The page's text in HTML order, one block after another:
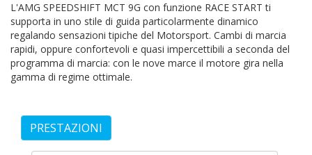
L'AMG SPEEDSHIFT MCT 9G con funzione RACE START ti
supporta in uno stile di guida particolarmente dinamico
regalando sensazioni tipiche del Motorsport. Cambi di marcia
rapidi, oppure confortevoli e quasi impercettibili a seconda del
programma di marcia: con le nove marce il motore gira nella
gamma di regime ottimale.
PRESTAZIONI